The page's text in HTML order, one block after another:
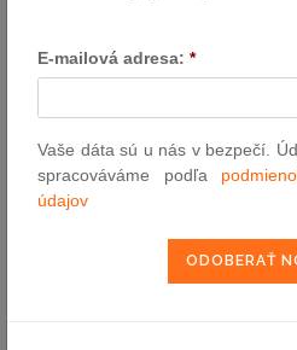
tento vklad podnikateľovi. Ak sa
vklad musí byť odovzdaný alebo
tichého spoločníka s plnením sa
obchodného záväzkového
z omeškania podľa § 369
Niektorí podnikatelia, najmä v
začiatkom roku 2000, začali
využívať ako alternatívu k
E-mailová adresa: *
Vaše dáta sú u nás v bezpečí.
spracováváme podľa
údajov